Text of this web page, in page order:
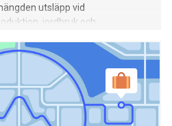
utsläpp vid
jordbruk och